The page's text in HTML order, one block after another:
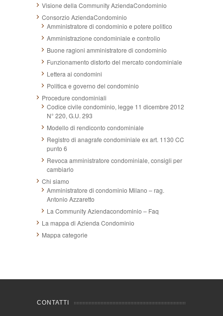
Visione della Community AziendaCondominio
Consorzio AziendaCondominio
Amministratore di condominio e potere politico
Amministrazione condominiale e controllo
Buone ragioni amministratore di condominio
Funzionamento distorto del mercato condominiale
Lettera ai condomini
Politica e governo del condominio
Procedure condominiali
Codice civile condominio, legge 11 dicembre 2012
N° 220, G.U. 293
Modello di rendiconto condominiale
Registro di anagrafe condominiale ex art. 1130 CC
punto 6
Revoca amministratore condominiale, consigli per
cambiarlo
Chi siamo
Amministratore di condominio Milano – rag.
Antonio Azzaretto
La Community Aziendacondominio – Faq
La mappa di Azienda Condominio
Mappa categorie
CONTATTI